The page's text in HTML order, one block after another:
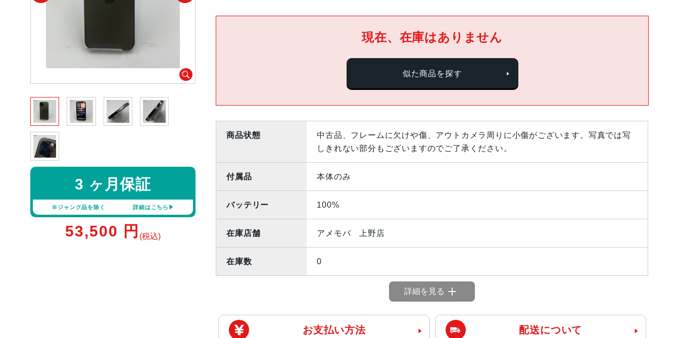
3 ヶ月保証
※ジャンク品を除く 詳細はこちら
53,500 円 (税込)
現在、在庫はありません
似た商品を探す
商品状態
中古品、フレームに欠けや傷、アウトカメラ周りに小傷がございます。写真では写
しきれない部分もございますのでご了承ください。
付属品 本体のみ
バッテリー 100%
在庫店舗 アメモバ 上野店
在庫数 0
詳細を見る
お支払い方法 配送について